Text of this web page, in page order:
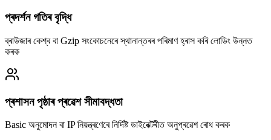
প্ৰদৰ্শন গতিৰ বৃদ্ধি
ব্ৰাউজাৰ কেশ্ব বা Gzip সংকোচনেৰে স্থানান্তৰৰ পৰিমাণ হ্ৰাস কৰি লোডিং উন্নত
কৰক
প্ৰশাসন পৃষ্ঠাৰ প্ৰৱেশ সীমাবদ্ধতা
Basic অনুমোদন বা IP নিয়ন্ত্ৰণেৰে নিৰ্দিষ্ট ডাইৰেক্টৰীত অনুপ্ৰৱেশ ৰোধ কৰক